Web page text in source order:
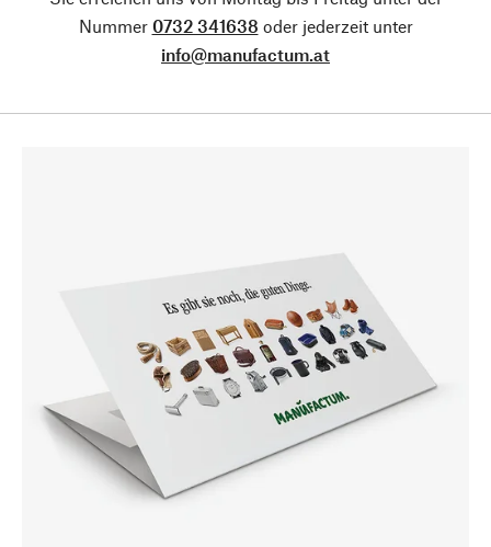
Nummer 0732 341638 oder jederzeit unter
info@manufactum.at